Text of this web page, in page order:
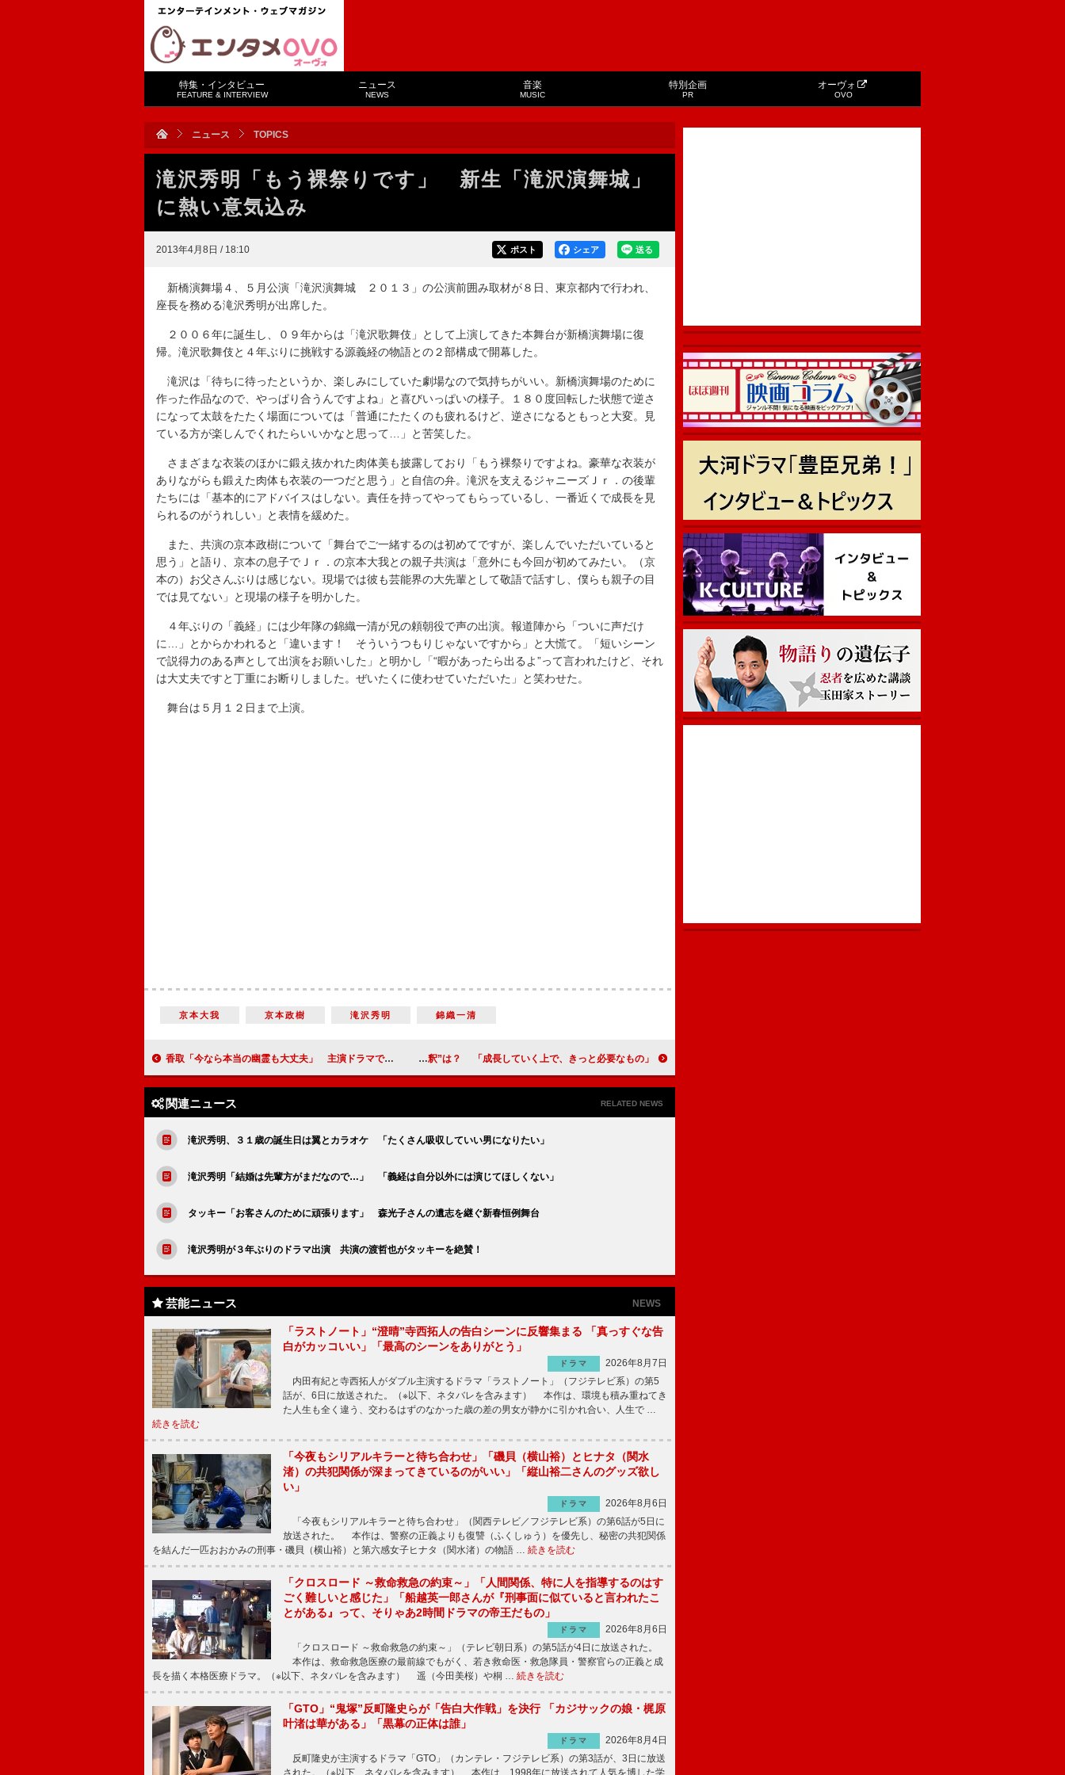
特集・インタビュー
FEATURE & INTERVIEW
ニュース
NEWS
音楽
MUSIC
特別企画
PR
オーヴォ
OVO
ニュース TOPICS
滝沢秀明「もう裸祭りです」 新生「滝沢演舞城」
に熱い意気込み
2013年4月8日 / 18:10 送る
シェア
ポスト
新橋演舞場４、５月公演「滝沢演舞城 ２０１３」の公演前囲み取材が８日、東京都内で行われ、
座長を務める滝沢秀明が出席した。
２００６年に誕生し、０９年からは「滝沢歌舞伎」として上演してきた本舞台が新橋演舞場に復
帰。滝沢歌舞伎と４年ぶりに挑戦する源義経の物語との２部構成で開幕した。
滝沢は「待ちに待ったというか、楽しみにしていた劇場なので気持ちがいい。新橋演舞場のために
作った作品なので、やっぱり合うんですよね」と喜びいっぱいの様子。１８０度回転した状態で逆さ
になって太鼓をたたく場面については「普通にたたくのも疲れるけど、逆さになるともっと大変。見
ている方が楽しんでくれたらいいかなと思って…」と苦笑した。
さまざまな衣装のほかに鍛え抜かれた肉体美も披露しており「もう裸祭りですよね。豪華な衣装が
ありながらも鍛えた肉体も衣装の一つだと思う」と自信の弁。滝沢を支えるジャニーズＪｒ．の後輩
たちには「基本的にアドバイスはしない。責任を持ってやってもらっているし、一番近くで成長を見
られるのがうれしい」と表情を緩めた。
また、共演の京本政樹について「舞台でご一緒するのは初めてですが、楽しんでいただいていると
思う」と語り、京本の息子でＪｒ．の京本大我との親子共演は「意外にも今回が初めてみたい。（京
本の）お父さんぶりは感じない。現場では彼も芸能界の大先輩として敬語で話すし、僕らも親子の目
では見てない」と現場の様子を明かした。
４年ぶりの「義経」には少年隊の錦織一清が兄の頼朝役で声の出演。報道陣から「ついに声だけ
に…」とからかわれると「違います！ そういうつもりじゃないですから」と大慌て。「短いシーン
で説得力のある声として出演をお願いした」と明かし「“暇があったら出るよ”って言われたけど、それ
は大丈夫ですと丁重にお断りしました。ぜいたくに使わせていただいた」と笑わせた。
舞台は５月１２日まで上演。
京本大我 京本政樹 滝沢秀明 錦織一清
香取「今なら本当の幽霊も大丈夫」 主演ドラマで杏演じる幽霊と共演 宮崎あおいの“恋の語釈”は？ 「成長していく上で、きっと必要なもの」
関連ニュース RELATED NEWS
滝沢秀明、３１歳の誕生日は翼とカラオケ 「たくさん吸収していい男になりたい」
滝沢秀明「結婚は先輩方がまだなので…」 「義経は自分以外には演じてほしくない」
タッキー「お客さんのために頑張ります」 森光子さんの遺志を継ぐ新春恒例舞台
滝沢秀明が３年ぶりのドラマ出演 共演の渡哲也がタッキーを絶賛！
芸能ニュース NEWS
「ラストノート」“澄晴”寺西拓人の告白シーンに反響集まる 「真っすぐな告
白がカッコいい」「最高のシーンをありがとう」
ドラマ
2026年8月7日
内田有紀と寺西拓人がダブル主演するドラマ「ラストノート」（フジテレビ系）の第5
話が、6日に放送された。（※以下、ネタバレを含みます） 本作は、環境も積み重ねてき
た人生も全く違う、交わるはずのなかった歳の差の男女が静かに引かれ合い、人生で …
続きを読む
「今夜もシリアルキラーと待ち合わせ」「磯貝（横山裕）とヒナタ（関水
渚）の共犯関係が深まってきているのがいい」「縦山裕二さんのグッズ欲し
い」
ドラマ
2026年8月6日
「今夜もシリアルキラーと待ち合わせ」（関西テレビ／フジテレビ系）の第6話が5日に
放送された。 本作は、警察の正義よりも復讐（ふくしゅう）を優先し、秘密の共犯関係
を結んだ一匹おおかみの刑事・磯貝（横山裕）と第六感女子ヒナタ（関水渚）の物語 … 続きを読む
「クロスロード ～救命救急の約束～」「人間関係、特に人を指導するのはす
ごく難しいと感じた」「船越英一郎さんが『刑事面に似ていると言われたこ
とがある』って、そりゃあ2時間ドラマの帝王だもの」
ドラマ
2026年8月6日
「クロスロード ～救命救急の約束～」（テレビ朝日系）の第5話が4日に放送された。
本作は、救命救急医療の最前線でもがく、若き救命医・救急隊員・警察官らの正義と成
長を描く本格医療ドラマ。（※以下、ネタバレを含みます） 遥（今田美桜）や桐 … 続きを読む
「GTO」“鬼塚”反町隆史らが「告白大作戦」を決行 「カジサックの娘・梶原
叶渚は華がある」「黒幕の正体は誰」
ドラマ
2026年8月4日
反町隆史が主演するドラマ「GTO」（カンテレ・フジテレビ系）の第3話が、3日に放送
された。（※以下、ネタバレを含みます） 本作は、1998年に放送されて人気を博した学